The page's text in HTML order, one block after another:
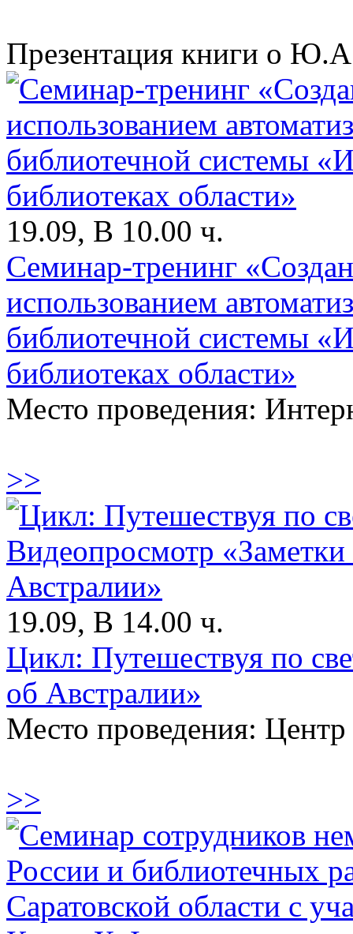
Презентация книги о
19.09, В 10.00 ч.
Семинар-тренинг
использованием
библиотечной системы
библиотеках области»
Место проведения:
>>
19.09, В 14.00 ч.
Цикл: Путешествуя по
об Австралии»
Место проведения: Центр
>>